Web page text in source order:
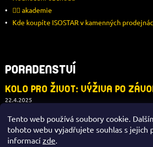
Tento web používá soubory cookie.
tohoto webu vyjadřujete souhlas s jejich
informací zde.
🚴‍♂️ akademie
Kde koupíte ISOSTAR v kamenných
PORADENSTVÍ
KOLO PRO ŽIVOT: VÝŽIVA PO
22.4.2025
KOLO PRO ŽIVOT: JAK JÍST PŘED
21.3.2025
KOLO PRO ŽIVOT: CO NEZANEDBAT